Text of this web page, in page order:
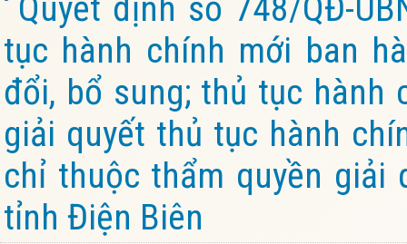
tục hành chính mới ban
đổi, bổ sung; thủ tục hành
giải quyết thủ tục hành
chỉ thuộc thẩm quyền giải
tỉnh Điện Biên